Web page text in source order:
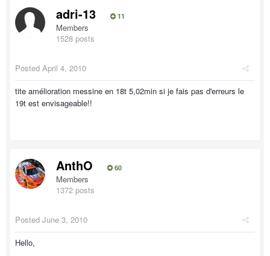
adri-13 11
Members
1528 posts
Posted April 4, 2010
tite amélioration messine en 18t 5,02min si je fais pas d'erreurs le
19t est envisageable!!
AnthO 60
Members
1372 posts
Posted June 3, 2010
Hello,